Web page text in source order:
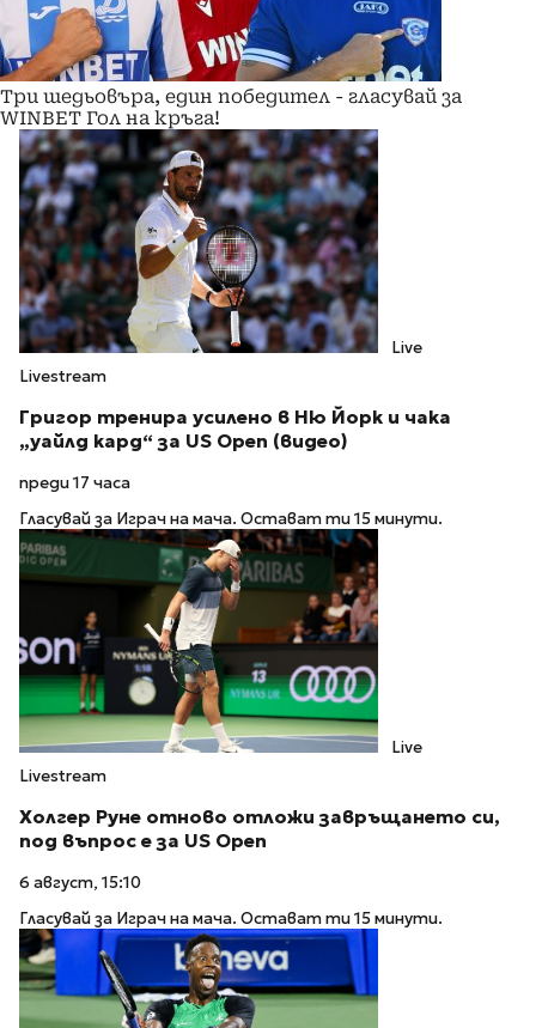
Три шедьовъра, един победител - гласувай за
WINBET Гол на кръга!
Live
Livestream
Григор тренира усилено в Ню Йорк и чака
„уайлд кард“ за US Open (видео)
преди 17 часа
Гласувай за Играч на мача. Остават ти 15 минути.
Live
Livestream
Холгер Руне отново отложи завръщането си,
под въпрос е за US Open
6 август, 15:10
Гласувай за Играч на мача. Остават ти 15 минути.